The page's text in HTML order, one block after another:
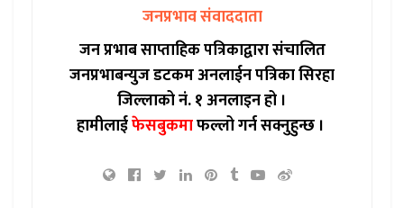
जनप्रभाव संवाददाता
जन प्रभाब साप्ताहिक पत्रिकाद्वारा संचालित
जनप्रभाबन्युज डटकम अनलाईन पत्रिका सिरहा
जिल्लाको नं. १ अनलाइन हो ।
हामीलाईफेसबुकमाफल्लो गर्न सक्नुहुन्छ ।